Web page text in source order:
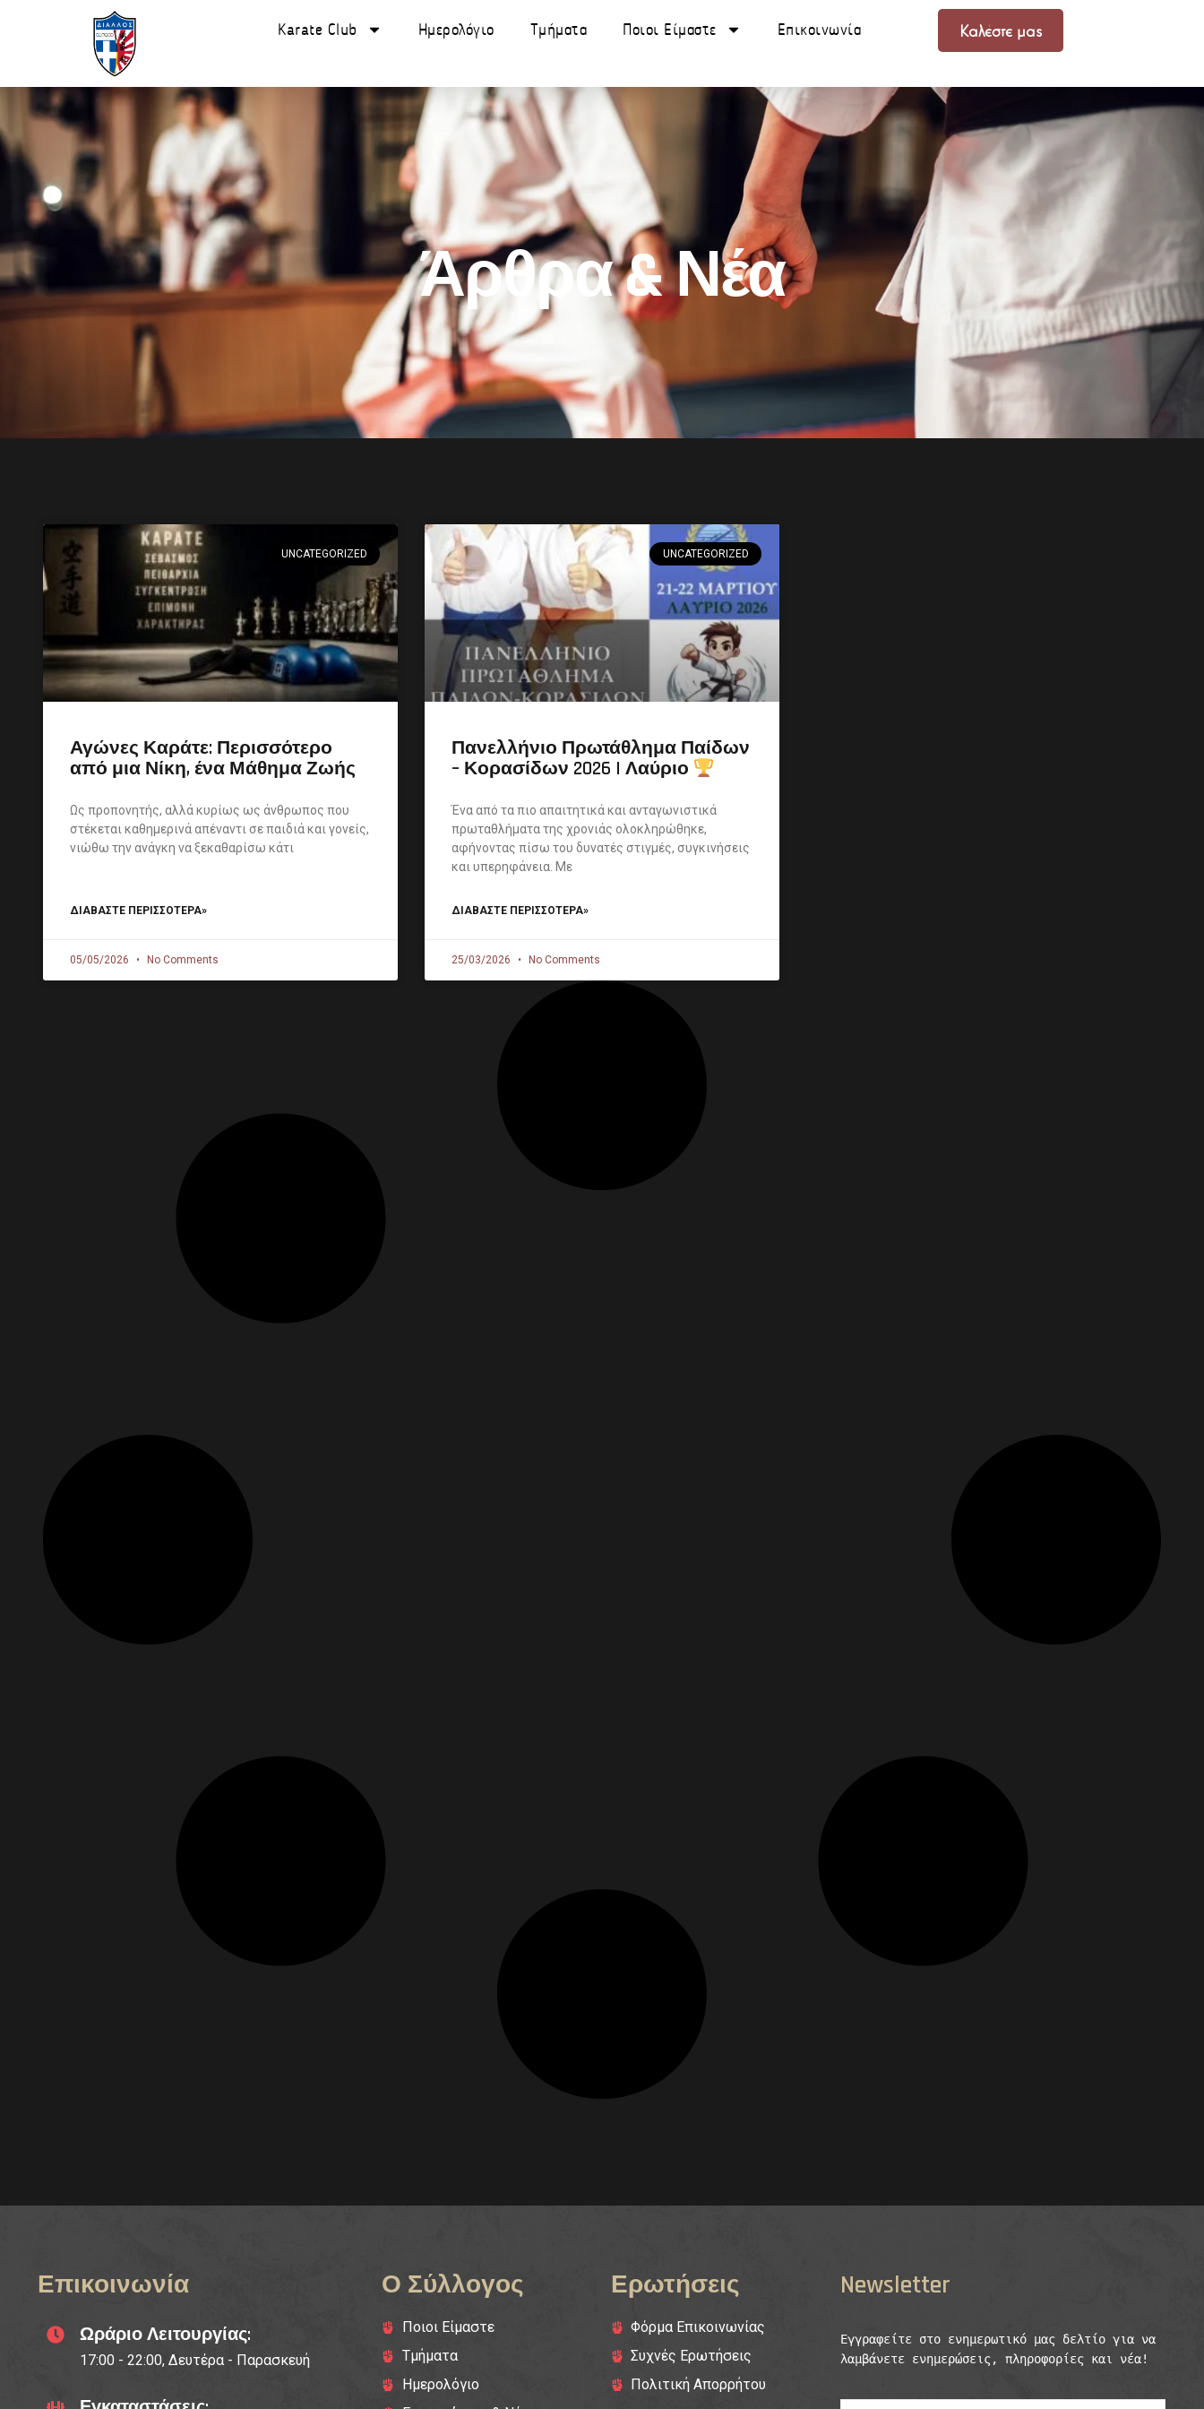
Karate Club Ημερολόγιο Τμήματα Ποιοι Είμαστε Επικοινωνία Καλέστε μας
Άρθρα & Νέα
UNCATEGORIZED
Αγώνες Καράτε: Περισσότερο
από μια Νίκη, ένα Μάθημα Ζωής
Ως προπονητής, αλλά κυρίως ως άνθρωπος που
στέκεται καθημερινά απέναντι σε παιδιά και γονείς,
νιώθω την ανάγκη να ξεκαθαρίσω κάτι
ΔΙΑΒΑΣΤΕ ΠΕΡΙΣΣΟΤΕΡΑ»
05/05/2026 No Comments
UNCATEGORIZED
Πανελλήνιο Πρωτάθλημα Παίδων
– Κορασίδων 2026 | Λαύριο
Ένα από τα πιο απαιτητικά και ανταγωνιστικά
πρωταθλήματα της χρονιάς ολοκληρώθηκε,
αφήνοντας πίσω του δυνατές στιγμές, συγκινήσεις
και υπερηφάνεια. Με
ΔΙΑΒΑΣΤΕ ΠΕΡΙΣΣΟΤΕΡΑ»
25/03/2026 No Comments
Επικοινωνία
Ωράριο Λειτουργίας:
17:00 - 22:00, Δευτέρα - Παρασκευή
Ο Σύλλογος
Ποιοι Είμαστε
Τμήματα
Ημερολόγιο
Ερωτήσεις
Φόρμα Επικοινωνίας
Συχνές Ερωτήσεις
Πολιτική Απορρήτου
Newsletter
Εγγραφείτε στο ενημερωτικό μας δελτίο για να
λαμβάνετε ενημερώσεις, πληροφορίες και νέα!